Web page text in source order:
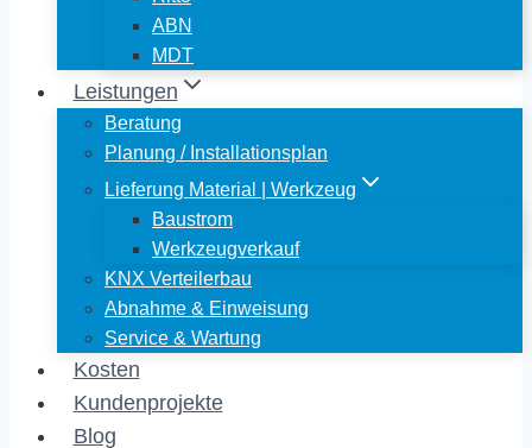
ABN
MDT
Leistungen
Beratung
Planung / Installationsplan
Lieferung Material | Werkzeug
Baustrom
Werkzeugverkauf
KNX Verteilerbau
Abnahme & Einweisung
Service & Wartung
Kosten
Kundenprojekte
Blog